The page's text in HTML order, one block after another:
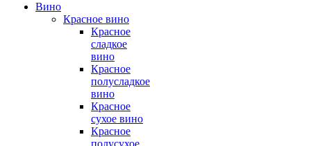
Вино
Красное вино
Красное
сладкое
вино
Красное
полусладкое
вино
Красное
сухое вино
Красное
полусухое